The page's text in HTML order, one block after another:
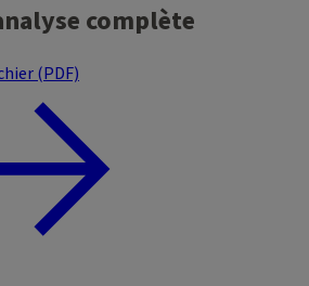
complète
(PDF)